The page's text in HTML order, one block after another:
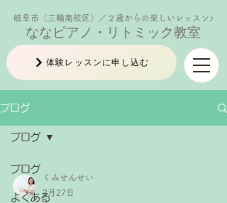
ななピアノ・リトミック教室
岐阜市（三輪南校区）／２歳からの楽しいレッスン♪
体験レッスンに申し込む
ブログ
ブログ
よくある
ブログ
くみせんせい
2月27日